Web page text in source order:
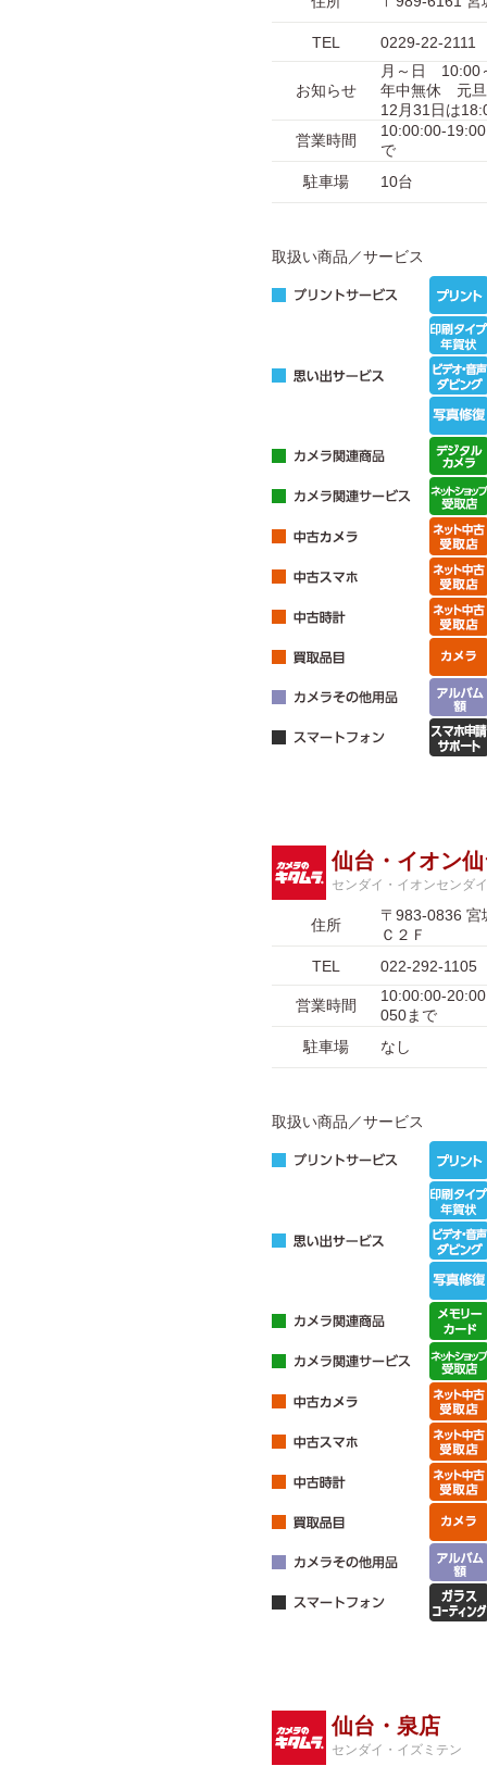
TEL 0229-22-2111
お知らせ
月～日 10:00
年中無休 元旦
12月31日は
営業時間
10:00:00-
で
駐車場
10台
取扱い商品／サービス
仙台・イオン
センダイ・イオンセンダ
住所
〒983-0836 宮
Ｃ２Ｆ
TEL
022-292-1105
営業時間
10:00:00-
050まで
駐車場
なし
取扱い商品／サービス
仙台・泉店
センダイ・イズミテン